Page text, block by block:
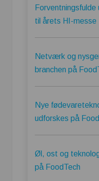
til årets HI-messe
Netværk og
branchen på
Nye
udforskes på
Øl, ost og
på FoodTech